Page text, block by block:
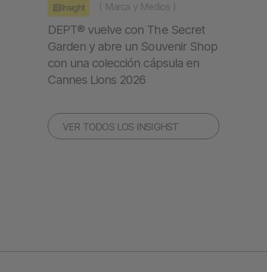
VER TODOS LOS INSIGHST
Insight ( Marca y Medios )
DEPT® vuelve con The Secret
Garden y abre un Souvenir Shop
con una colección cápsula en
Cannes Lions 2026